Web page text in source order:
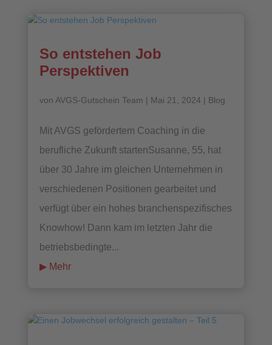
So entstehen Job
Perspektiven
von AVGS-Gutschein Team | Mai 21, 2024 | Blog
Mit AVGS gefördertem Coaching in die
berufliche Zukunft startenSusanne, 55, hat
über 30 Jahre im gleichen Unternehmen in
verschiedenen Positionen gearbeitet und
verfügt über ein hohes branchenspezifisches
Knowhow! Dann kam im letzten Jahr die
betriebsbedingte...
mehr lesen